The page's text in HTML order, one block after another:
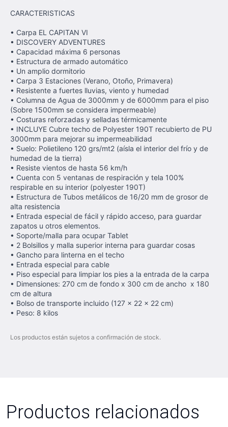
CARACTERISTICAS
• Carpa EL CAPITAN VI
• DISCOVERY ADVENTURES
• Capacidad máxima 6 personas
• Estructura de armado automático
• Un amplio dormitorio
• Carpa 3 Estaciones (Verano, Otoño, Primavera)
• Resistente a fuertes lluvias, viento y humedad
• Columna de Agua de 3000mm y de 6000mm para el piso
(Sobre 1500mm se considera impermeable)
• Costuras reforzadas y selladas térmicamente
• INCLUYE Cubre techo de Polyester 190T recubierto de PU
3000mm para mejorar su impermeabilidad
• Suelo: Polietileno 120 grs/mt2 (aísla el interior del frío y de
humedad de la tierra)
• Resiste vientos de hasta 56 km/h
• Cuenta con 5 ventanas de respiración y tela 100%
respirable en su interior (polyester 190T)
• Estructura de Tubos metálicos de 16/20 mm de grosor de
alta resistencia
• Entrada especial de fácil y rápido acceso, para guardar
zapatos u otros elementos.
• Soporte/malla para ocupar Tablet
• 2 Bolsillos y malla superior interna para guardar cosas
• Gancho para linterna en el techo
• Entrada especial para cable
• Piso especial para limpiar los pies a la entrada de la carpa
• Dimensiones: 270 cm de fondo x 300 cm de ancho x 180
cm de altura
• Bolso de transporte incluido (127 x 22 x 22 cm)
• Peso: 8 kilos
Los productos están sujetos a confirmación de stock.
Productos relacionados